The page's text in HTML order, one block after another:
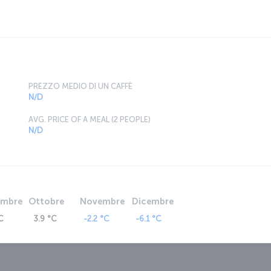
PREZZO MEDIO DI UN CAFFÈ
N/D
AVG. PRICE OF A MEAL (2 PEOPLE)
N/D
Ottobre
3.9 °C
Novembre
-2.2 °C
Dicembre
-6.1 °C